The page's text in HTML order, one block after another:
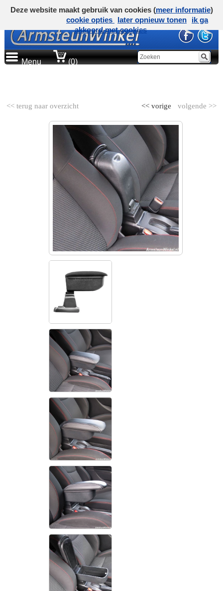
Menu (0)
<< terug naar overzicht volgende >>
<< vorige
Deze website maakt gebruik van cookies (meer informatie)
cookie opties
later opnieuw tonen
ik ga
akkoord met cookies